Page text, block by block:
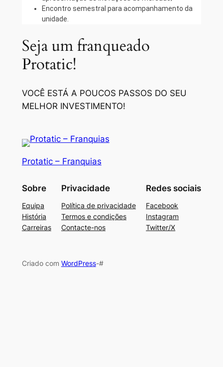
Encontro semestral para acompanhamento da
unidade.
Seja um franqueado
Protatic!
VOCÊ ESTÁ A POUCOS PASSOS DO SEU
MELHOR INVESTIMENTO!
Protatic – Franquias
Sobre
Equipa
História
Carreiras
Privacidade
Política de privacidade
Termos e condições
Contacte-nos
Redes sociais
Facebook
Instagram
Twitter/X
Criado com WordPress-#